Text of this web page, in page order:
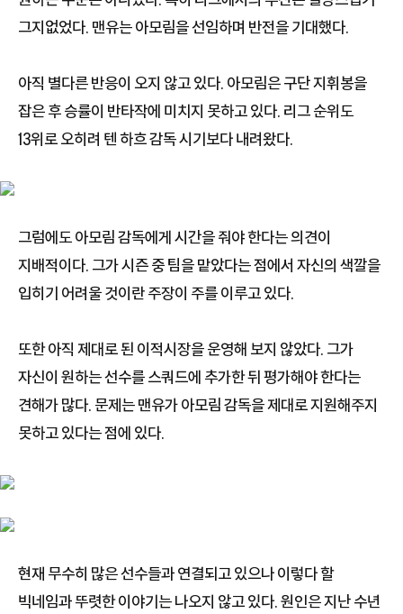
그지없었다. 맨유는 아모림을 선임하며 반전을 기대했다.
아직 별다른 반응이 오지 않고 있다. 아모림은 구단 지휘봉을
잡은 후 승률이 반타작에 미치지 못하고 있다. 리그 순위도
13위로 오히려 텐 하흐 감독 시기보다 내려왔다.
그럼에도 아모림 감독에게 시간을 줘야 한다는 의견이
지배적이다. 그가 시즌 중 팀을 맡았다는 점에서 자신의 색깔을
입히기 어려울 것이란 주장이 주를 이루고 있다.
또한 아직 제대로 된 이적시장을 운영해 보지 않았다. 그가
자신이 원하는 선수를 스쿼드에 추가한 뒤 평가해야 한다는
견해가 많다. 문제는 맨유가 아모림 감독을 제대로 지원해주지
못하고 있다는 점에 있다.
현재 무수히 많은 선수들과 연결되고 있으나 이렇다 할
빅네임과 뚜렷한 이야기는 나오지 않고 있다. 원인은 지난 수년